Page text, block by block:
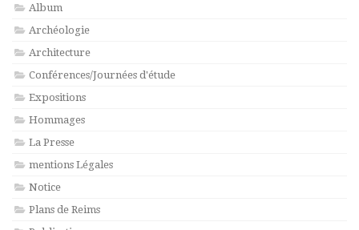
Album
Archéologie
Architecture
Conférences/Journées d'étude
Expositions
Hommages
La Presse
mentions Légales
Notice
Plans de Reims